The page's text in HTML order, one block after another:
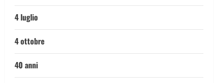
4 luglio
4 ottobre
40 anni